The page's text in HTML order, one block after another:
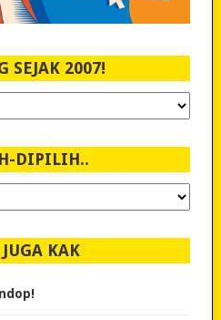
SEJAK 2007!
DIPILIH..
KAK